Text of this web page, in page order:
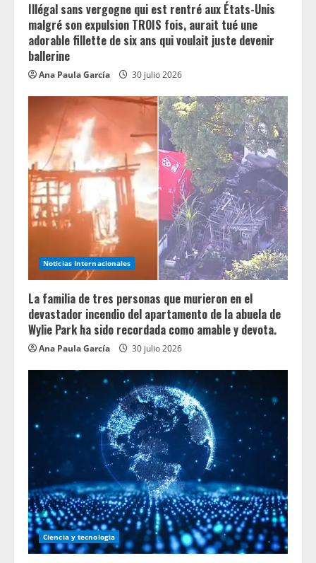
Illégal sans vergogne qui est rentré aux États-Unis
malgré son expulsion TROIS fois, aurait tué une
adorable fillette de six ans qui voulait juste devenir
ballerine
Ana Paula García 30 julio 2026
Noticias Internacionales
La familia de tres personas que murieron en el
devastador incendio del apartamento de la abuela de
Wylie Park ha sido recordada como amable y devota.
Ana Paula García 30 julio 2026
Ciencia y tecnologia